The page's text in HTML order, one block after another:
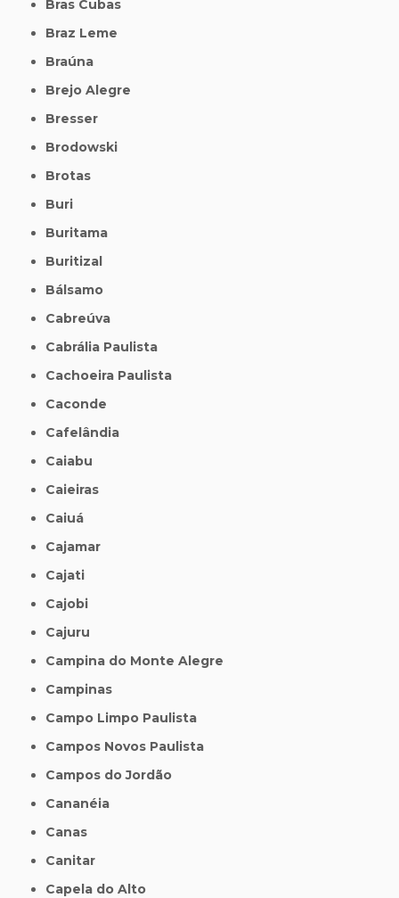
Bras Cubas
Braz Leme
Braúna
Brejo Alegre
Bresser
Brodowski
Brotas
Buri
Buritama
Buritizal
Bálsamo
Cabreúva
Cabrália Paulista
Cachoeira Paulista
Caconde
Cafelândia
Caiabu
Caieiras
Caiuá
Cajamar
Cajati
Cajobi
Cajuru
Campina do Monte Alegre
Campinas
Campo Limpo Paulista
Campos Novos Paulista
Campos do Jordão
Cananéia
Canas
Canitar
Capela do Alto